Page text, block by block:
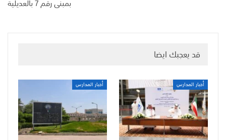
قد يعجبك ايضا
أخبار المدارس أخبار المدارس